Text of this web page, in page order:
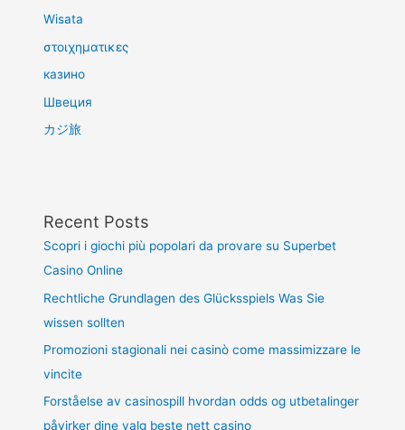
Wisata
στοιχηματικες
казино
Швеция
カジ旅
Recent Posts
Scopri i giochi più popolari da provare su Superbet
Casino Online
Rechtliche Grundlagen des Glücksspiels Was Sie
wissen sollten
Promozioni stagionali nei casinò come massimizzare le
vincite
Forståelse av casinospill hvordan odds og utbetalinger
påvirker dine valg beste nett casino